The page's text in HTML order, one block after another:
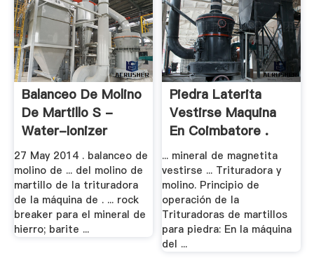
Balanceo De Molino
De Martillo S -
Water-Ionizer
27 May 2014 . balanceo de
molino de ... del molino de
martillo de la trituradora
de la máquina de . ... rock
breaker para el mineral de
hierro; barite ...
Piedra Laterita
Vestirse Maquina
En Coimbatore .
... mineral de magnetita
vestirse ... Trituradora y
molino. Principio de
operación de la
Trituradoras de martillos
para piedra: En la máquina
del ...